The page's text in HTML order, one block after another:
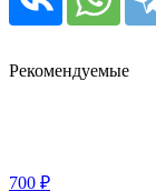
Рекомендуемые
700 ₽